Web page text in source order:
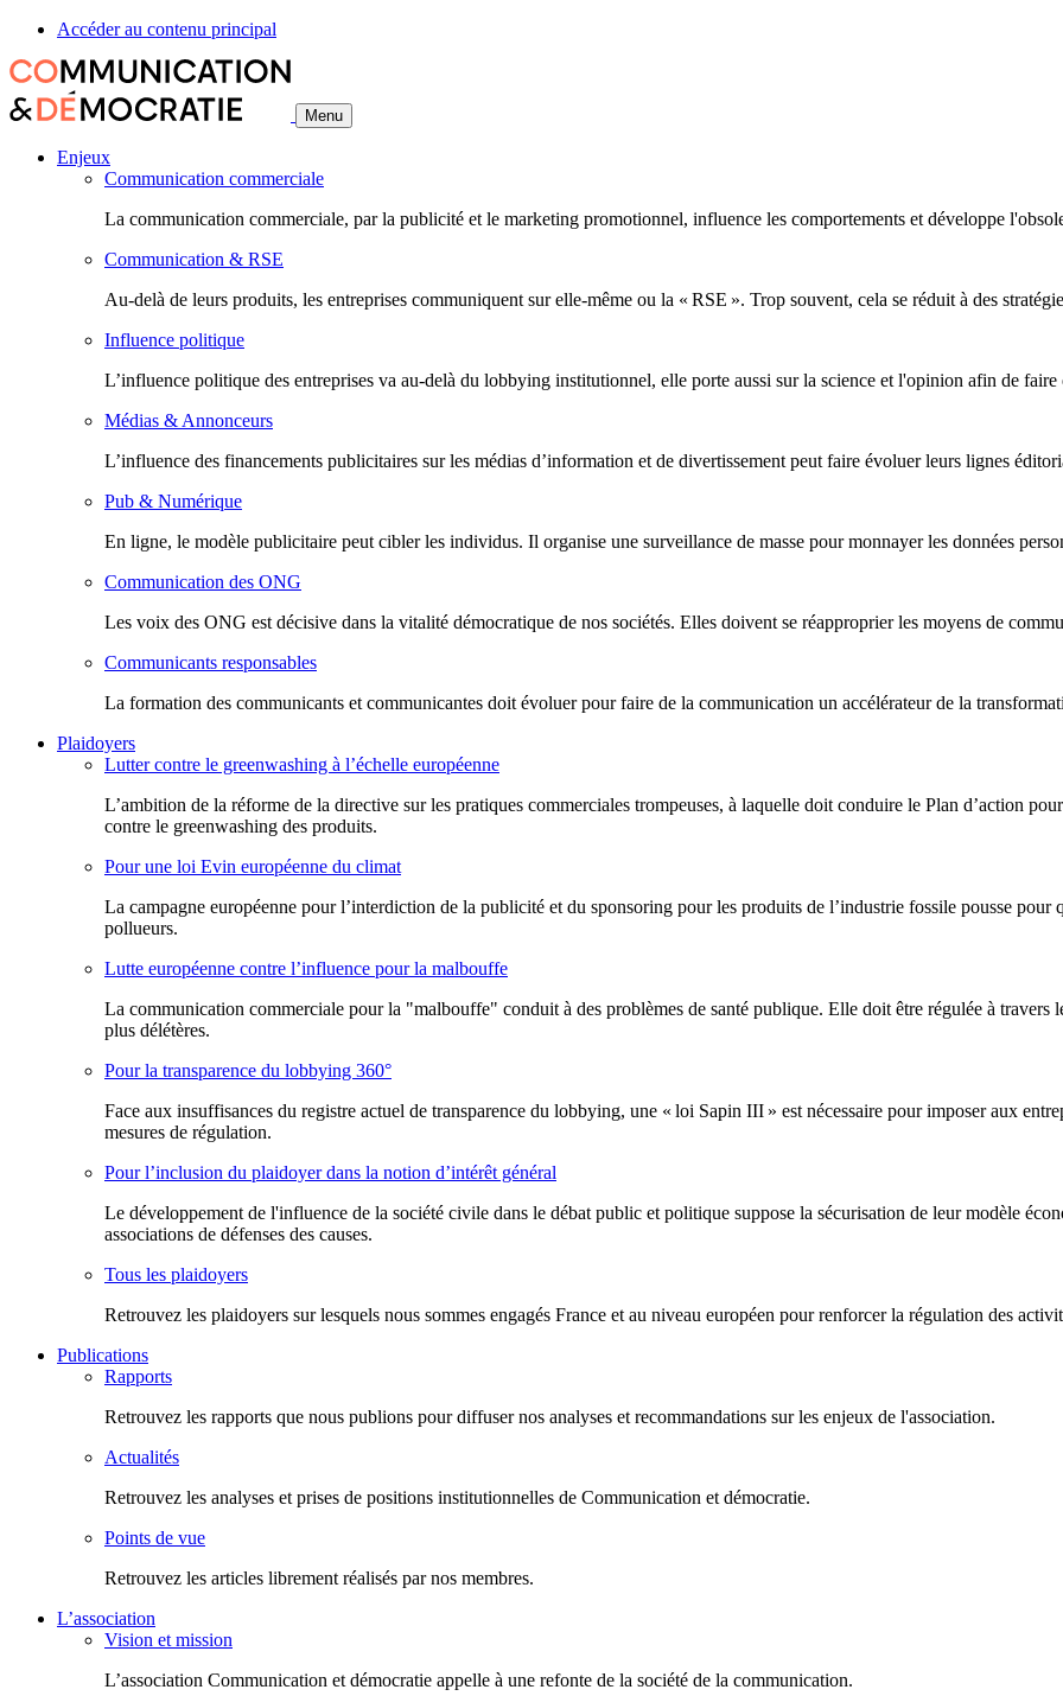
Accéder au contenu principal
Menu
Enjeux
Communication commerciale
La communication commerciale, par la publicité et le marketing promotionnel, influence les comportements et développe
Communication & RSE
Au-delà de leurs produits, les entreprises communiquent sur elle-même ou la « RSE ». Trop souvent, cela se réduit à des
Influence politique
L’influence politique des entreprises va au-delà du lobbying institutionnel, elle porte aussi sur la science et l'opinion afin de
Médias & Annonceurs
L’influence des financements publicitaires sur les médias d’information et de divertissement peut faire évoluer leurs lignes
Pub & Numérique
En ligne, le modèle publicitaire peut cibler les individus. Il organise une surveillance de masse pour monnayer les données
Communication des ONG
Les voix des ONG est décisive dans la vitalité démocratique de nos sociétés. Elles doivent se réapproprier les moyens de
Communicants responsables
La formation des communicants et communicantes doit évoluer pour faire de la communication un accélérateur de la
Plaidoyers
Lutter contre le greenwashing à l’échelle européenne
L’ambition de la réforme de la directive sur les pratiques commerciales trompeuses, à laquelle doit conduire le Plan d’action
contre le greenwashing des produits.
Pour une loi Evin européenne du climat
La campagne européenne pour l’interdiction de la publicité et du sponsoring pour les produits de l’industrie fossile pousse
pollueurs.
Lutte européenne contre l’influence pour la malbouffe
La communication commerciale pour la "malbouffe" conduit à des problèmes de santé publique. Elle doit être régulée à
plus délétères.
Pour la transparence du lobbying 360°
Face aux insuffisances du registre actuel de transparence du lobbying, une « loi Sapin III » est nécessaire pour imposer aux
mesures de régulation.
Pour l’inclusion du plaidoyer dans la notion d’intérêt général
Le développement de l'influence de la société civile dans le débat public et politique suppose la sécurisation de leur modèle
associations de défenses des causes.
Tous les plaidoyers
Retrouvez les plaidoyers sur lesquels nous sommes engagés France et au niveau européen pour renforcer la régulation des
Publications
Rapports
Retrouvez les rapports que nous publions pour diffuser nos analyses et recommandations sur les enjeux de l'association.
Actualités
Retrouvez les analyses et prises de positions institutionnelles de Communication et démocratie.
Points de vue
Retrouvez les articles librement réalisés par nos membres.
L’association
Vision et mission
L’association Communication et démocratie appelle à une refonte de la société de la communication.